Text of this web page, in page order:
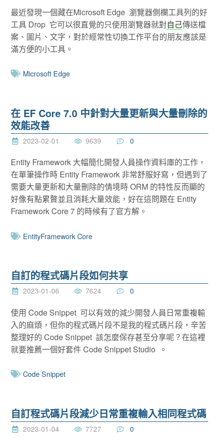
最近發現一個藏在Microsoft Edge 瀏覽器側欄工具列的好
工具 Drop 它可以很直覺的只使用瀏覽器就對自己傳送檔
案、圖片、文字，對於經常性切換工作平台的朋友應該是
滿方便的小工具。
Microsoft Edge
在 EF Core 7.0 中針對大量更新與大量刪除的
效能改善
2023-02-01 9639 0
Entity Framework 大幅簡化開發人員操作資料庫的工作，
在單筆操作時 Entity Framework 非常舒服好寫，但遇到了
需要大量更新和大量刪除的情境時 ORM 的特性反而顯的
好像有點累贅並且消耗大量效能，好在這問題在 Entity
Framework Core 7 的時候有了官方解。
EntityFramework Core
自訂的程式碼片段如何共享
2023-01-06 7624 0
使用 Code Snippet 可以有效的減少開發人員日常重複輸
入的麻煩，但你的程式碼片段不是我的程式碼片段，辛苦
整理好的 Code Snippet 該怎麼保存甚至分享呢？在這裡
就要推薦一個好套件 Code Snippet Studio 。
Code Snippet
自訂程式碼片段減少日常重複輸入相同程式碼
2023-01-04 7727 0